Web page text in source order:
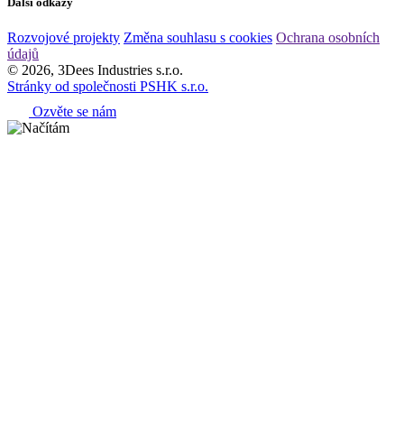
Rozvojové projekty Změna souhlasu s cookies Ochrana osobních
údajů
© 2026, 3Dees Industries s.r.o.
Stránky od společnosti PSHK s.r.o.
Ozvěte se nám